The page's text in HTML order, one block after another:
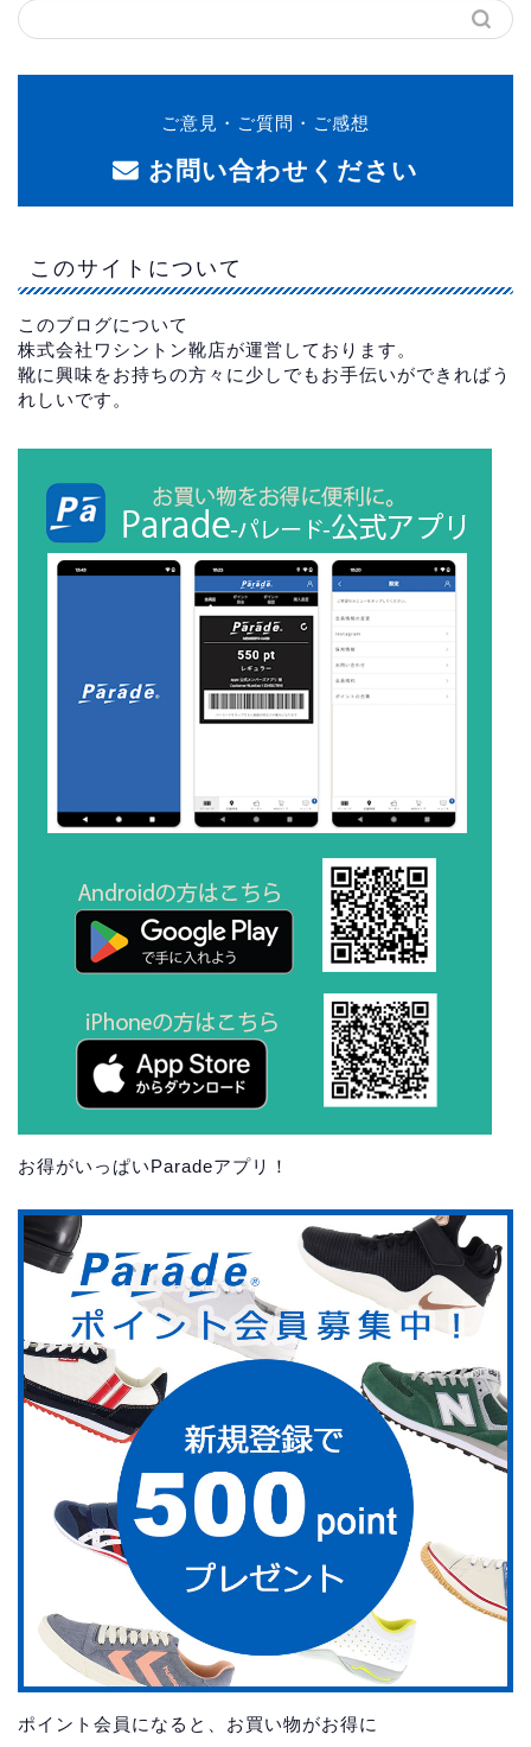
ご意見・ご質問・ご感想
お問い合わせください
このサイトについて
このブログについて
株式会社ワシントン靴店が運営しております。
靴に興味をお持ちの方々に少しでもお手伝いができればう
れしいです。
お得がいっぱいParadeアプリ！
ポイント会員になると、お買い物がお得に